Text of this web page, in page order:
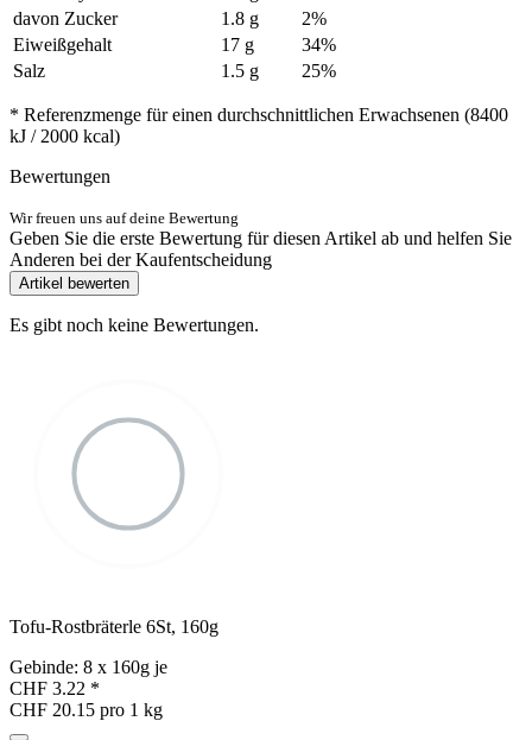
davon Zucker
1.8 g
2%
Eiweißgehalt
17 g
34%
Salz
1.5 g 25%
* Referenzmenge für einen durchschnittlichen Erwachsenen (8400
kJ / 2000 kcal)
Bewertungen
Wir freuen uns auf deine Bewertung
Geben Sie die erste Bewertung für diesen Artikel ab und helfen Sie
Anderen bei der Kaufentscheidung
Artikel bewerten
Es gibt noch keine Bewertungen.
Tofu-Rostbräterle 6St, 160g
Gebinde: 8 x 160g je
CHF 3.22 *
CHF 20.15 pro 1 kg